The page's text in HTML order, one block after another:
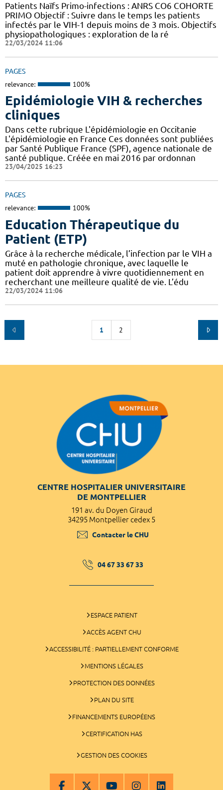
Patients Naïfs Primo-infections : ANRS CO6 COHORTE
PRIMO Objectif : Suivre dans le temps les patients
infectés par le VIH-1 depuis moins de 3 mois. Objectifs
physiopathologiques : exploration de la ré
22/03/2024 11:06
PAGES
relevance: 100%
Epidémiologie VIH & recherches
cliniques
Dans cette rubrique L'épidémiologie en Occitanie
L'épidémiologie en France Ces données sont publiées
par Santé Publique France (SPF), agence nationale de
santé publique. Créée en mai 2016 par ordonnan
23/04/2025 16:23
PAGES
relevance: 100%
Education Thérapeutique du
Patient (ETP)
Grâce à la recherche médicale, l’infection par le VIH a
muté en pathologie chronique, avec laquelle le
patient doit apprendre à vivre quotidiennement en
recherchant une meilleure qualité de vie. L’édu
22/03/2024 11:06
1 2
CENTRE HOSPITALIER UNIVERSITAIRE
DE MONTPELLIER
191 av. du Doyen Giraud
34295 Montpellier cedex 5
Contacter le CHU
04 67 33 67 33
ESPACE PATIENT
ACCÈS AGENT CHU
ACCESSIBILITÉ : PARTIELLEMENT CONFORME
MENTIONS LÉGALES
PROTECTION DES DONNÉES
PLAN DU SITE
FINANCEMENTS EUROPÉENS
CERTIFICATION HAS
GESTION DES COOKIES